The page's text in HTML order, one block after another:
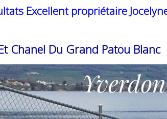
Excellent propriétaire
Chanel Du Grand Patou Blanc